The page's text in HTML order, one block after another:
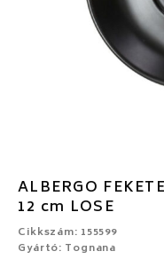
ALBERGO
12 cm LOSE
Cikkszám: 155599
Gyártó: Tognana